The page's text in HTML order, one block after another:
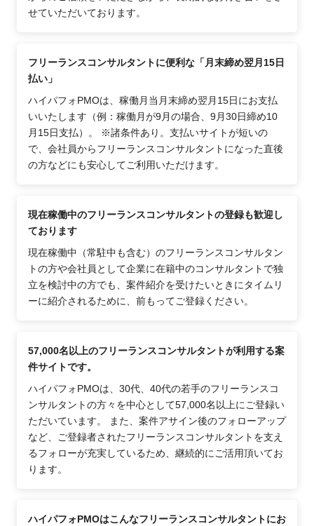
せていただいております。
フリーランスコンサルタントに便利な「月末締め翌月15日
払い」
ハイパフォPMOは、稼働月当月末締め翌月15日にお支払
いいたします（例：稼働月が9月の場合、9月30日締め10
月15日支払）。 ※諸条件あり。支払いサイトが短いの
で、会社員からフリーランスコンサルタントになった直後
の方などにも安心してご利用いただけます。
現在稼働中のフリーランスコンサルタントの登録も歓迎し
ております
現在稼働中（常駐中も含む）のフリーランスコンサルタン
トの方や会社員として企業に在籍中のコンサルタントで独
立を検討中の方でも、案件紹介を受けたいときにタイムリ
ーに紹介されるために、前もってご登録ください。
57,000名以上のフリーランスコンサルタントが利用する案
件サイトです。
ハイパフォPMOは、30代、40代の若手のフリーランスコ
ンサルタントの方々を中心として57,000名以上にご登録い
ただいています。 また、案件アサイン後のフォローアップ
など、ご登録者されたフリーランスコンサルタントを支え
るフォローが充実しているため、継続的にご活用頂いてお
ります。
ハイパフォPMOはこんなフリーランスコンサルタントにお